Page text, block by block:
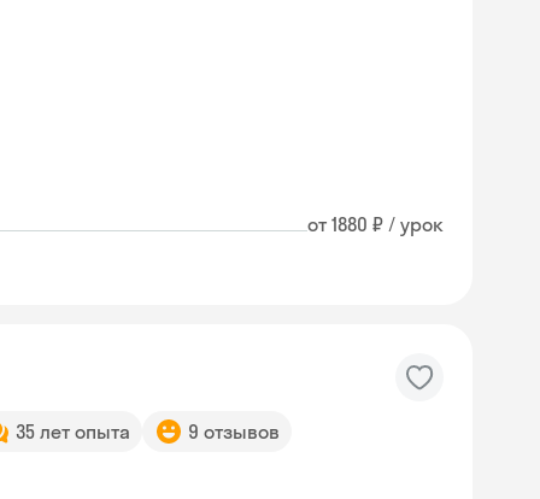
от 1880 ₽ / урок
35 лет опыта 9 отзывов